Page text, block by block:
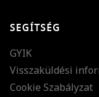
SEGÍTSÉG
GYIK
Visszaküldési
Cookie Szabályzat